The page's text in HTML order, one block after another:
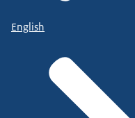
English